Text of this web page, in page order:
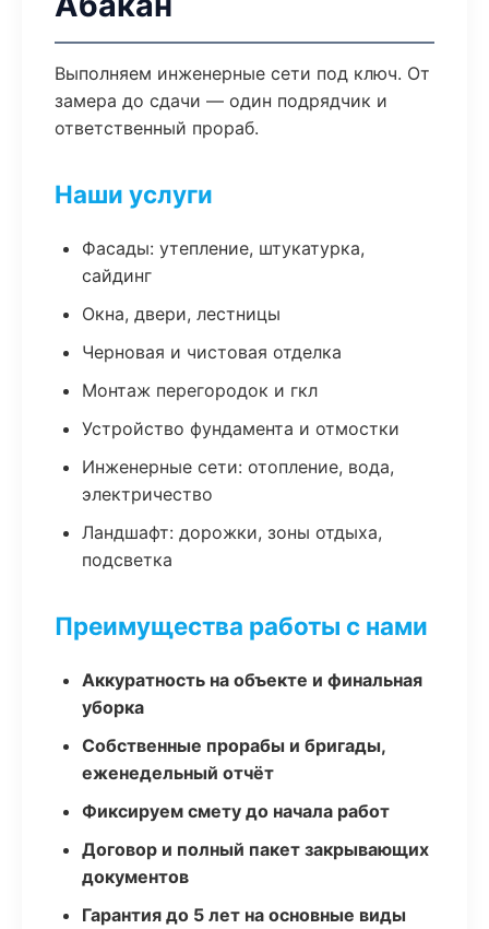
Выполняем инженерные сети под ключ. От
замера до сдачи — один подрядчик и
ответственный прораб.
Наши услуги
Фасады: утепление, штукатурка,
сайдинг
Окна, двери, лестницы
Черновая и чистовая отделка
Монтаж перегородок и гкл
Устройство фундамента и отмостки
Инженерные сети: отопление, вода,
электричество
Ландшафт: дорожки, зоны отдыха,
подсветка
Преимущества работы с нами
Аккуратность на объекте и финальная
уборка
Собственные прорабы и бригады,
еженедельный отчёт
Фиксируем смету до начала работ
Договор и полный пакет закрывающих
документов
Гарантия до 5 лет на основные виды